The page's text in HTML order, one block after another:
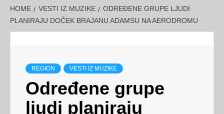
HOME VESTI IZ MUZIKE
ODREĐENE GRUPE LJUDI
PLANIRAJU DOČEK BRAJANU ADAMSU NA AERODROMU
REGION VESTI IZ MUZIKE
Određene grupe
ljudi planiraju